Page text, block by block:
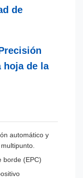
de
hoja de la
automático y
borde (EPC)